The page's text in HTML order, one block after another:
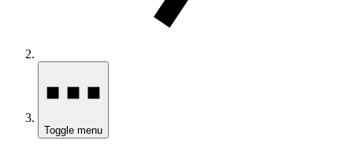
Toggle menu